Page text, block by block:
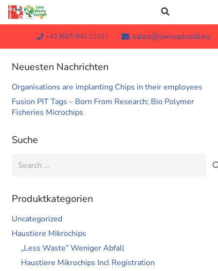
+43 (667) 641 11311 sales@swissplusid.eu
Neuesten Nachrichten
Organisations are implanting Chips in their employees
Fusion PIT Tags – Born From Research; Bio Polymer
Fisheries Microchips
Suche
Search
Produktkategorien
Uncategorized
Haustiere Mikrochips
„Less Waste” Weniger Abfall
Haustiere Mikrochips Incl Registration